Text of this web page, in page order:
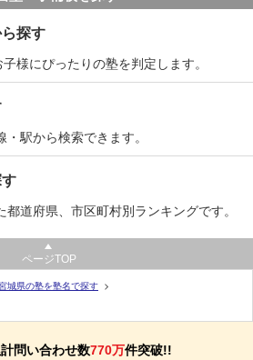
探す
様にぴったりの塾を判定します。
駅から検索できます。
道府県、市区町村別ランキングです。
ページTOP
城県の塾を塾名で探す
問い合わせ数770万件突破!!